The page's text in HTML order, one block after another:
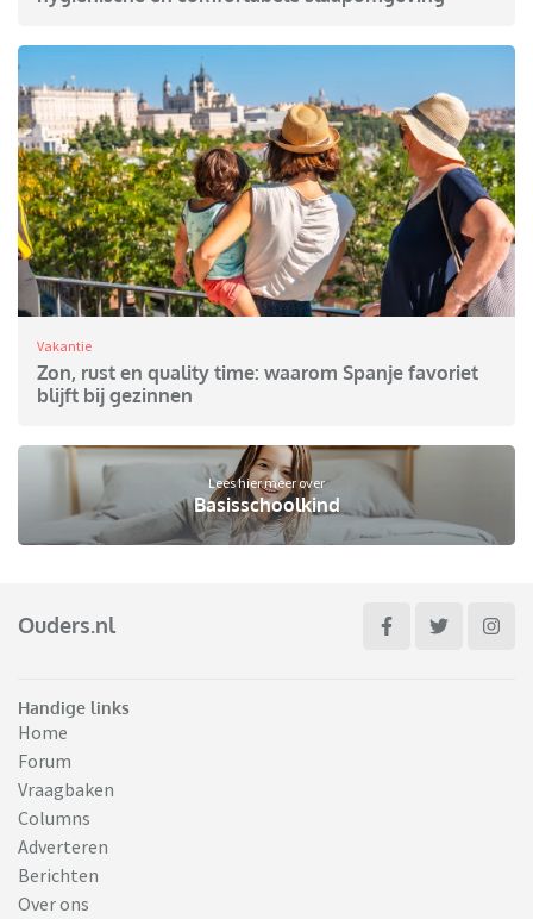
Vakantie
Zon, rust en quality time: waarom Spanje favoriet
blijft bij gezinnen
Lees hier meer over
Basisschoolkind
Ouders.nl
Handige links
Home
Forum
Vraagbaken
Columns
Adverteren
Berichten
Over ons